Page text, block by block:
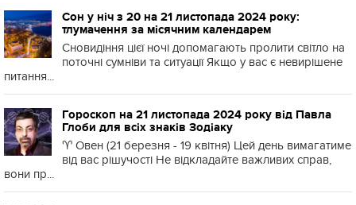
Сон у ніч з 20 на 21 листопада 2024 року:
тлумачення за місячним календарем
Сновидіння цієї ночі допомагають пролити світло на
поточні сумніви та ситуації Якщо у вас є невирішене
питання...
Гороскоп на 21 листопада 2024 року від Павла
Глоби для всіх знаків Зодіаку
♈️ Овен (21 березня - 19 квітня) Цей день вимагатиме
від вас рішучості Не відкладайте важливих справ,
вони пр...